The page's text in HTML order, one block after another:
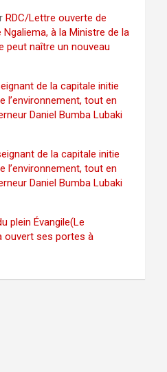
RDC/Lettre ouverte de
à la Ministre de la
peut naître un nouveau
de la capitale initie
l’environnement, tout en
Daniel Bumba Lubaki
de la capitale initie
l’environnement, tout en
Daniel Bumba Lubaki
plein Évangile(Le
ouvert ses portes à